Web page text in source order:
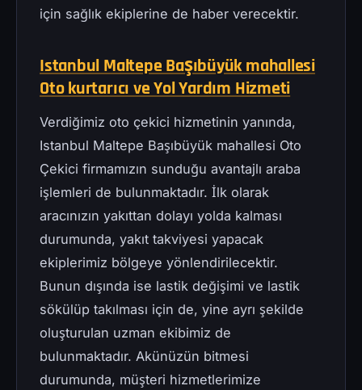
için sağlık ekiplerine de haber verecektir.
Istanbul Maltepe Başıbüyük mahallesi
Oto kurtarıcı ve Yol Yardım Hizmeti
Verdiğimiz oto çekici hizmetinin yanında,
Istanbul Maltepe Başıbüyük mahallesi Oto
Çekici firmamızın sunduğu avantajlı araba
işlemleri de bulunmaktadır. İlk olarak
aracınızın yakıttan dolayı yolda kalması
durumunda, yakıt takviyesi yapacak
ekiplerimiz bölgeye yönlendirilecektir.
Bunun dışında ise lastik değişimi ve lastik
sökülüp takılması için de, yine ayrı şekilde
oluşturulan uzman ekibimiz de
bulunmaktadır. Akünüzün bitmesi
durumunda, müşteri hizmetlerimize